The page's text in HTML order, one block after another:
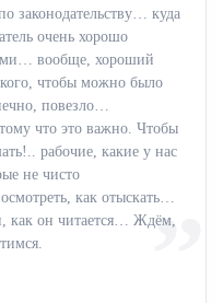
законодательству… куда
очень хорошо
вообще, хороший
чтобы можно было
повезло…
что это важно. Чтобы
рабочие, какие у нас
не чисто
как отыскать…
как он читается… Ждём,